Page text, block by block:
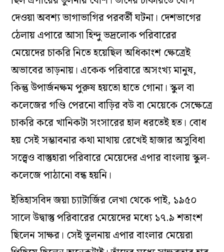
দেওয়া অবশ্য ভাগাভাগির পরবর্তী ঘটনা। দেশভাগের
ঠেলায় এপারে আসা হিন্দু ভদ্রলোক পরিবারের
মেয়েদের চাকরি নিতে হয়েছিল অধিকাংশ ক্ষেত্রেই
অভাবের তাড়নায়। একেক পরিবারে অসংখ্য মানুষ,
কিন্তু উপার্জনক্ষম পুরুষ হয়তো হাতে গোনা। স্কুল বা
কলেজের গণ্ডি পেরনো বাড়ির বউ বা মেয়েকে সেক্ষেত্রে
চাকরি করে খানিকটা সংসারের হাল ধরতেই হত। বোধ
হয় সেই সম্ভাবনার কথা মাথায় রেখেই হাজার অসুবিধা
সত্ত্বেও বাস্তুহারা পরিবারে মেয়েদের এপার বাংলায় স্কুল-
কলেজে পাঠানো বন্ধ হয়নি।
ইতিহাসবিদ জয়া চ্যাটার্জির লেখা থেকে পাই, ১৯৫০
সালে উদ্বাস্তু পরিবারের মেয়েদের মধ্যে ১৭.৯ শতাংশ
ছিলেন সাক্ষর। সেই তুলনায় এপার বাংলার মেয়েরা